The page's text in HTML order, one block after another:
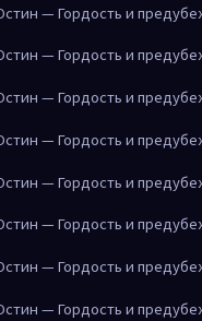
— Гордость и
— Гордость и
— Гордость и
— Гордость и
— Гордость и
— Гордость и
— Гордость и
— Гордость и